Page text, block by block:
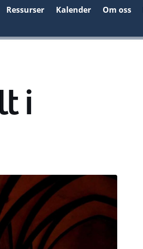
Ressurser Kalender Om oss
i